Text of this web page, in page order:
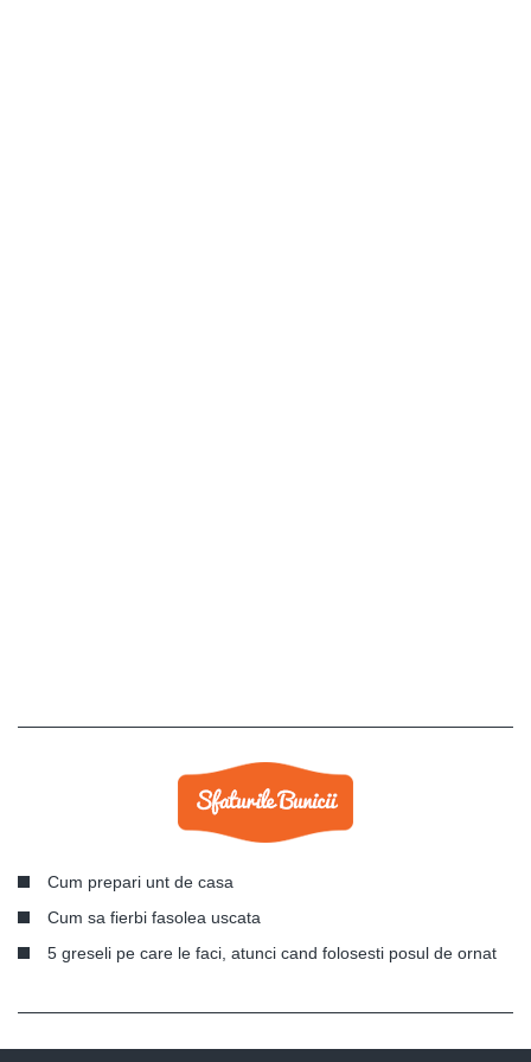
Cum prepari unt de casa
Cum sa fierbi fasolea uscata
5 greseli pe care le faci, atunci cand folosesti posul de ornat